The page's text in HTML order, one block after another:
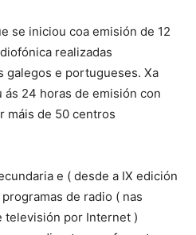
se iniciou coa emisión de 12
realizadas
galegos e portugueses. Xa
24 horas de emisión con
máis de 50 centros
e ( desde a IX edición
de radio ( nas
televisión por Internet )